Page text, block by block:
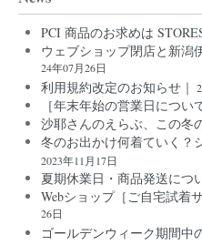
PCI 商品のお求めは
ウェブショップ閉店と新潟
24年07月26日
利用規約改定のお知らせ｜
［年末年始の営業日につい
沙耶さんのえらぶ、この冬
冬のお出かけ何着ていく？
2023年11月17日
夏期休業日・商品発送につ
Webショップ［ご自宅試着
26日
ゴールデンウィーク期間中